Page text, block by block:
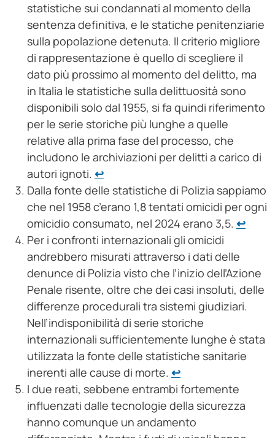
statistiche sui condannati al momento della
sentenza definitiva, e le statiche penitenziarie
sulla popolazione detenuta. Il criterio migliore
di rappresentazione è quello di scegliere il
dato più prossimo al momento del delitto, ma
in Italia le statistiche sulla delittuosità sono
disponibili solo dal 1955, si fa quindi riferimento
per le serie storiche più lunghe a quelle
relative alla prima fase del processo, che
includono le archiviazioni per delitti a carico di
autori ignoti. ↩︎
Dalla fonte delle statistiche di Polizia sappiamo
che nel 1958 c’erano 1,8 tentati omicidi per ogni
omicidio consumato, nel 2024 erano 3,5. ↩︎
Per i confronti internazionali gli omicidi
andrebbero misurati attraverso i dati delle
denunce di Polizia visto che l’inizio dell’Azione
Penale risente, oltre che dei casi insoluti, delle
differenze procedurali tra sistemi giudiziari.
Nell’indisponibilità di serie storiche
internazionali sufficientemente lunghe è stata
utilizzata la fonte delle statistiche sanitarie
inerenti alle cause di morte. ↩︎
I due reati, sebbene entrambi fortemente
influenzati dalle tecnologie della sicurezza
hanno comunque un andamento